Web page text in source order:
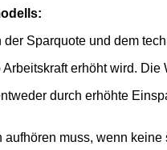
Sparquote und dem
erhöht wird.
durch erhöhte
muss, wenn